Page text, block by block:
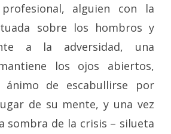
alguien con la
sobre los hombros y
a la adversidad, una
los ojos abiertos,
de escabullirse por
de su mente, y una vez
sombra de la crisis – silueta